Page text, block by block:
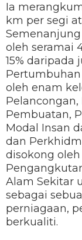
Ia
km per segi
oleh seramai
15% daripada
oleh enam
Pelancongan,
Pembuatan,
Modal Insan
dan
disokong
Alam Sekitar
sebagai
perniagaan,
berkualiti.